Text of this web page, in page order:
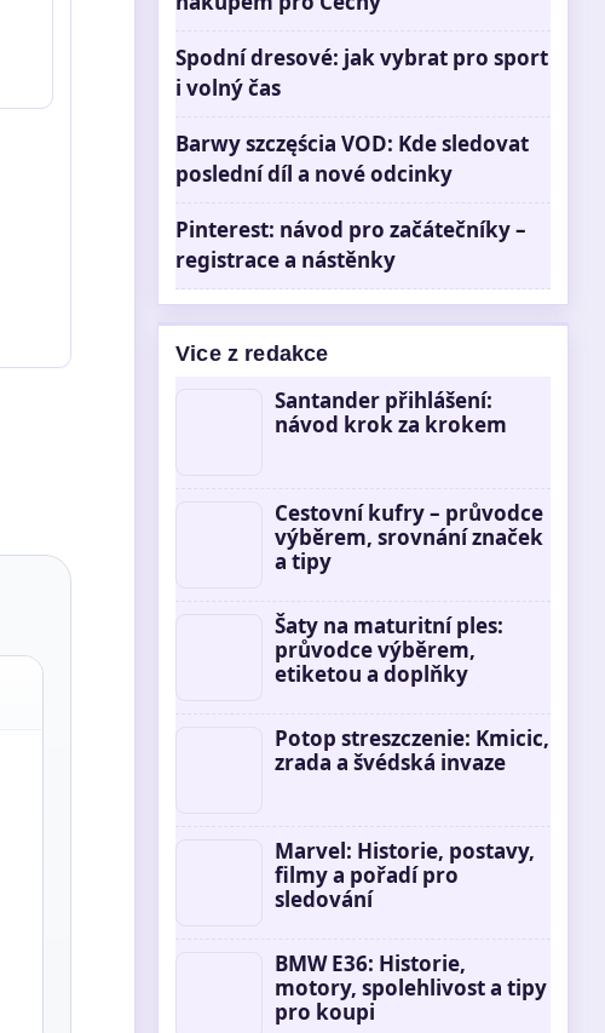
Spodní dresové: jak vybrat pro sport
i volný čas
Barwy szczęścia VOD: Kde sledovat
poslední díl a nové odcinky
Pinterest: návod pro začátečníky –
registrace a nástěnky
Vice z redakce
Santander přihlášení:
návod krok za krokem
Cestovní kufry – průvodce
výběrem, srovnání značek
a tipy
Šaty na maturitní ples:
průvodce výběrem,
etiketou a doplňky
Potop streszczenie: Kmicic,
zrada a švédská invaze
Marvel: Historie, postavy,
filmy a pořadí pro
sledování
BMW E36: Historie,
motory, spolehlivost a tipy
pro koupi